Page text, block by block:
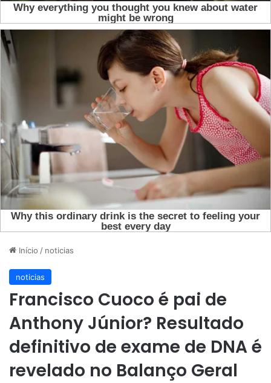
Início / noticias
noticias
Francisco Cuoco é pai de
Anthony Júnior? Resultado
definitivo de exame de DNA é
revelado no Balanço Geral